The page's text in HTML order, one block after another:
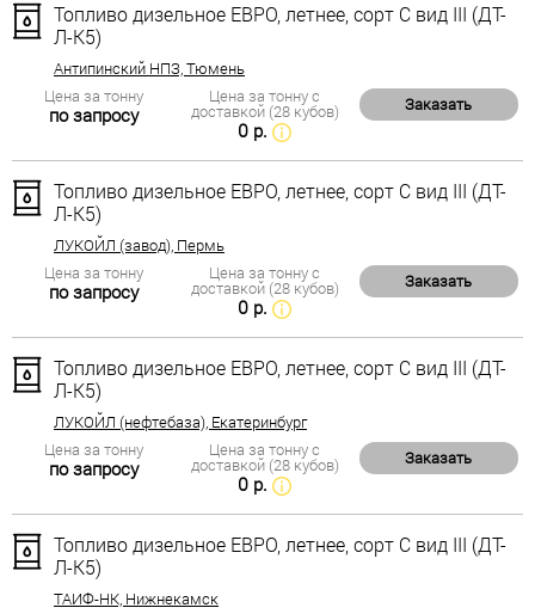
Топливо дизельное ЕВРО, летнее, сорт С вид III (ДТ-
Л-К5)
Антипинский НПЗ, Тюмень
Цена за тонну
по запросу
Цена за тонну с
доставкой (28 кубов)
0 р.
Заказать
Топливо дизельное ЕВРО, летнее, сорт С вид III (ДТ-
Л-К5)
ЛУКОЙЛ (завод), Пермь
Цена за тонну
по запросу
Цена за тонну с
доставкой (28 кубов)
0 р.
Заказать
Топливо дизельное ЕВРО, летнее, сорт С вид III (ДТ-
Л-К5)
ЛУКОЙЛ (нефтебаза), Екатеринбург
Цена за тонну
по запросу
Цена за тонну с
доставкой (28 кубов)
0 р.
Заказать
Топливо дизельное ЕВРО, летнее, сорт С вид III (ДТ-
Л-К5)
ТАИФ-НК, Нижнекамск